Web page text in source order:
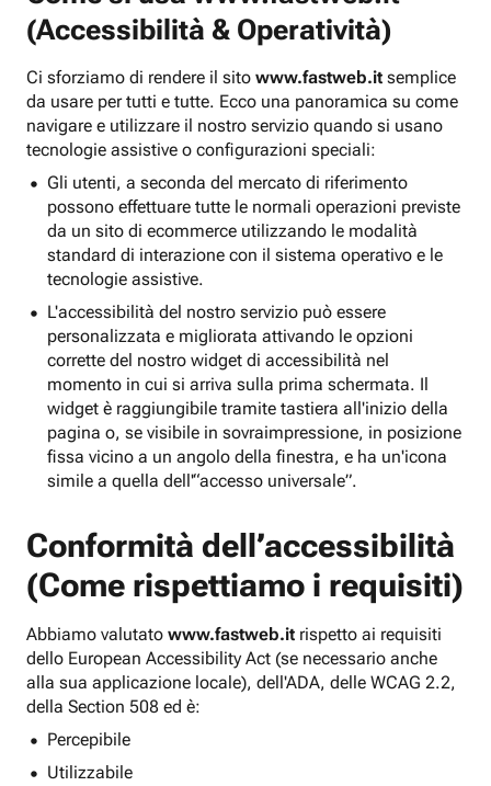
(Accessibilità & Operatività)
Ci sforziamo di rendere il sito www.fastweb.it semplice
da usare per tutti e tutte. Ecco una panoramica su come
navigare e utilizzare il nostro servizio quando si usano
tecnologie assistive o configurazioni speciali:
Gli utenti, a seconda del mercato di riferimento
possono effettuare tutte le normali operazioni previste
da un sito di ecommerce utilizzando le modalità
standard di interazione con il sistema operativo e le
tecnologie assistive.
L'accessibilità del nostro servizio può essere
personalizzata e migliorata attivando le opzioni
corrette del nostro widget di accessibilità nel
momento in cui si arriva sulla prima schermata. Il
widget è raggiungibile tramite tastiera all'inizio della
pagina o, se visibile in sovraimpressione, in posizione
fissa vicino a un angolo della finestra, e ha un'icona
simile a quella dell'“accesso universale”.
Conformità dell’accessibilità
(Come rispettiamo i requisiti)
Abbiamo valutato www.fastweb.it rispetto ai requisiti
dello European Accessibility Act (se necessario anche
alla sua applicazione locale), dell'ADA, delle WCAG 2.2,
della Section 508 ed è:
Percepibile
Utilizzabile